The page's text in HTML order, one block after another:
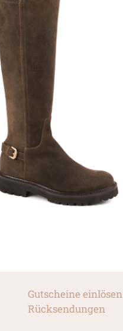
Gutscheine einlösen
Rücksendungen